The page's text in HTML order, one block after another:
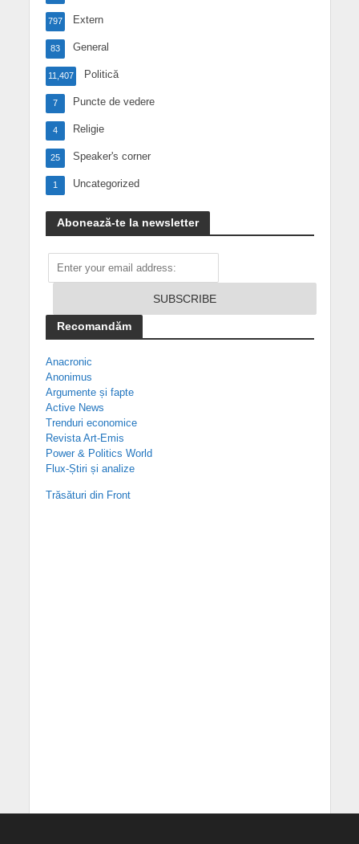
Extern
797
General
83
Politică
11,407
Puncte de vedere
7
Religie
4
Speaker's corner
25
Uncategorized
1
Abonează-te la newsletter
Recomandăm
Anacronic
Anonimus
Argumente și fapte
Active News
Trenduri economice
Revista Art-Emis
Power & Politics World
Flux-Știri și analize
Trăsături din Front